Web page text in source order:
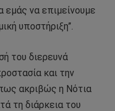
εμάς να επιμείνουμε
υποστήριξη”.
του διερευνά
και την
ακριβώς η Νότια
τη διάρκεια του